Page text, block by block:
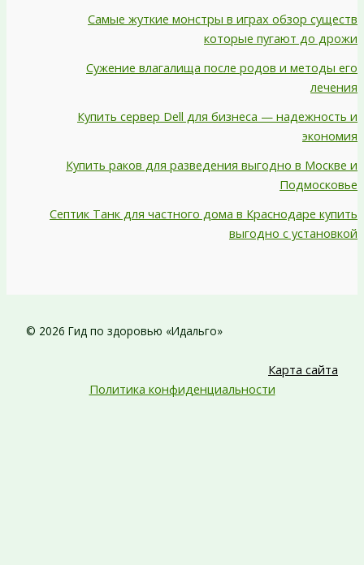
Самые жуткие монстры в играх обзор существ
которые пугают до дрожи
Сужение влагалища после родов и методы его
лечения
Купить сервер Dell для бизнеса — надежность и
экономия
Купить раков для разведения выгодно в Москве и
Подмосковье
Септик Танк для частного дома в Краснодаре купить
выгодно с установкой
© 2026 Гид по здоровью «Идальго»
Карта сайта
Политика конфиденциальности